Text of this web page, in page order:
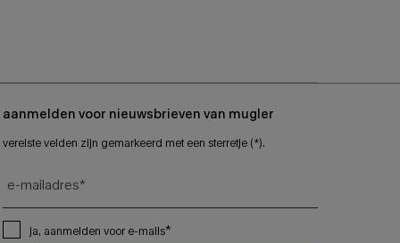
aanmelden voor nieuwsbrieven van mugler
vereiste velden zijn gemarkeerd met een sterretje (*).
e-mailadres*
ja, aanmelden voor e-mails*